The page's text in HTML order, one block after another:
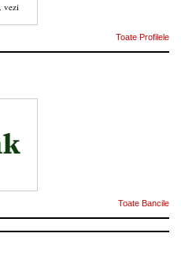
vezi
Toate Profilele
Toate Bancile